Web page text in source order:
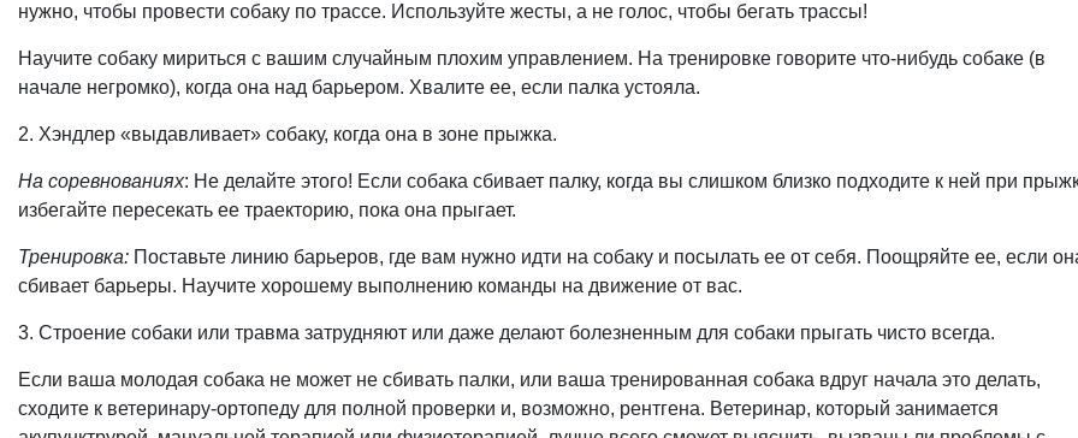
нужно, чтобы провести собаку по трассе. Используйте жесты, а не голос, чтобы бегать трассы!
Научите собаку мириться с вашим случайным плохим управлением. На тренировке говорите что-нибудь собаке (в
начале негромко), когда она над барьером. Хвалите ее, если палка устояла.
2. Хэндлер «выдавливает» собаку, когда она в зоне прыжка.
На соревнованиях: Не делайте этого! Если собака сбивает палку, когда вы слишком близко подходите к ней при
избегайте пересекать ее траекторию, пока она прыгает.
Тренировка: Поставьте линию барьеров, где вам нужно идти на собаку и посылать ее от себя. Поощряйте ее, если
сбивает барьеры. Научите хорошему выполнению команды на движение от вас.
3. Строение собаки или травма затрудняют или даже делают болезненным для собаки прыгать чисто всегда.
Если ваша молодая собака не может не сбивать палки, или ваша тренированная собака вдруг начала это делать,
сходите к ветеринару-ортопеду для полной проверки и, возможно, рентгена. Ветеринар, который занимается